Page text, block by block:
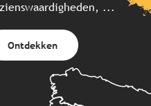
...
Ontdekken